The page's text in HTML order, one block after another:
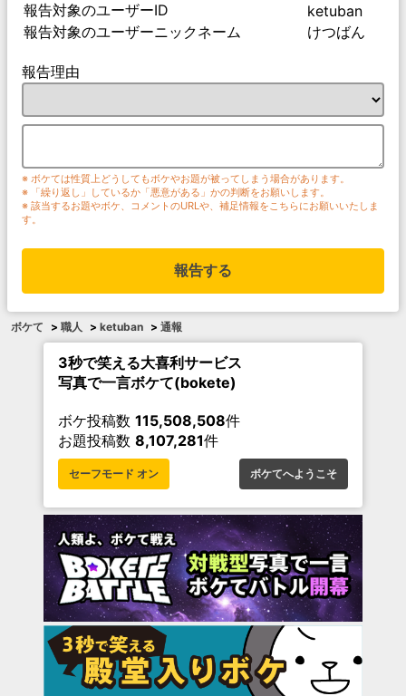
報告対象のユーザーID
ketuban
報告対象のユーザーニックネーム
けつばん
報告理由
※ ボケては性質上どうしてもボケやお題が被ってしまう場合があります。
※ 「繰り返し」しているか「悪意がある」かの判断をお願いします。
※ 該当するお題やボケ、コメントのURLや、補足情報をこちらにお願いいたしま
す。
報告する
ボケて > 職人 > ketuban > 通報
3秒で笑える大喜利サービス
写真で一言ボケて(bokete)
ボケ投稿数 115,508,508件
お題投稿数 8,107,281件
セーフモード オン ボケてへようこそ